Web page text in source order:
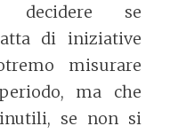
decidere se
di iniziative
misurare
ma che
se non si